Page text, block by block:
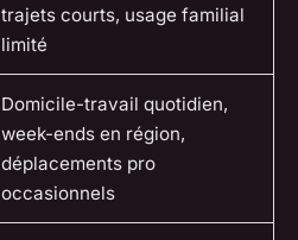
trajets courts, usage familial
limité
Domicile-travail quotidien,
week-ends en région,
déplacements pro
occasionnels